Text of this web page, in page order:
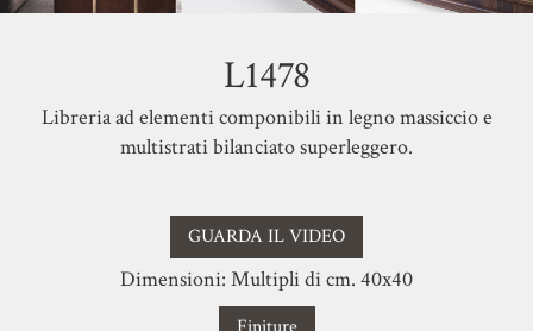
L1478
Libreria ad elementi componibili in legno massiccio e
multistrati bilanciato superleggero.
GUARDA IL VIDEO
Dimensioni: Multipli di cm. 40x40